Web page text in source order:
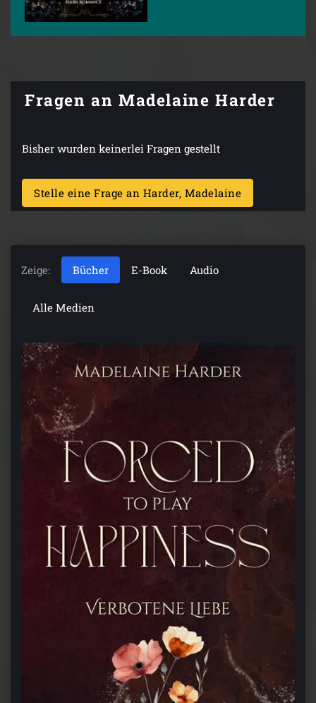
Fragen an Madelaine Harder
Bisher wurden keinerlei Fragen gestellt
Stelle eine Frage an Harder, Madelaine
Zeige: Bücher E-Book Audio
Alle Medien